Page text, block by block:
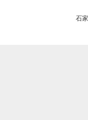
泰房地产